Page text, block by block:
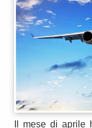
Il mese di aprile